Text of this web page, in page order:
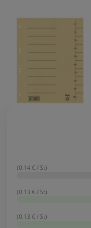
(0.14 € / St)
(0.13 € / St)
(0.13 € / St)